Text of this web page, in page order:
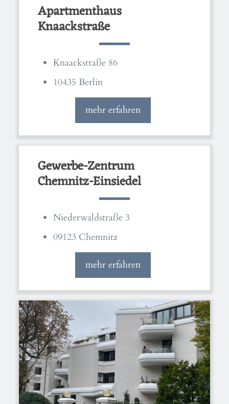
Apartmenthaus
Knaackstraße
Knaackstraße 86
10435 Berlin
mehr erfahren
Gewerbe-Zentrum
Chemnitz-Einsiedel
Niederwaldstraße 3
09123 Chemnitz
mehr erfahren